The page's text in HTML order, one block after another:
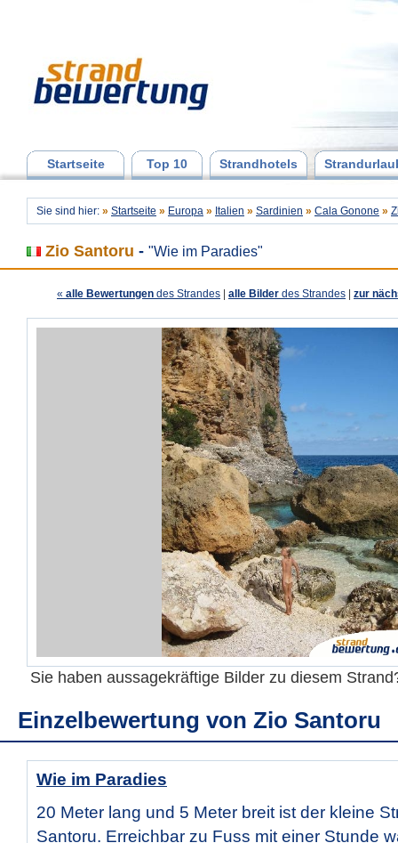
Startseite Top 10 Strandhotels
Sie sind hier: » Startseite » Europa » Italien » Sardinien » Cala Gonone »
Zio Santoru - "Wie im Paradies"
« alle Bewertungen des Strandes alle Bilder des Strandes zur
Sie haben aussagekräftige Bilder zu diesem
Einzelbewertung von Zio Santoru
Wie im Paradies
20 Meter lang und 5 Meter breit ist der kleine
Santoru. Erreichbar zu Fuss mit einer Stunde